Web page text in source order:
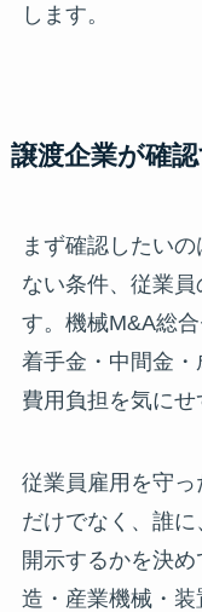
します。
譲渡企業が確
まず確認したい
ない条件、従業
す。機械M&A総
着手金・中間金・
費用負担を気にせ
従業員雇用を守
だけでなく、誰
開示するかを決
造・産業機械・